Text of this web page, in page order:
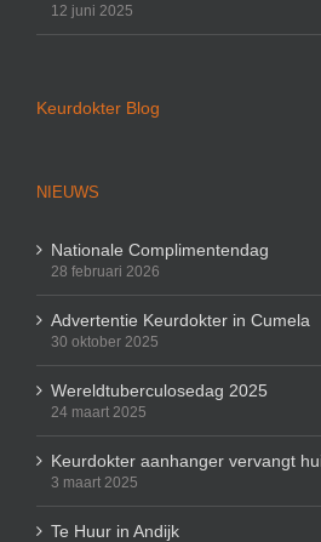
12 juni 2025
Keurdokter Blog
NIEUWS
Nationale Complimentendag
28 februari 2026
Advertentie Keurdokter in Cumela
30 oktober 2025
Wereldtuberculosedag 2025
24 maart 2025
Keurdokter aanhanger vervangt
3 maart 2025
Te Huur in Andijk